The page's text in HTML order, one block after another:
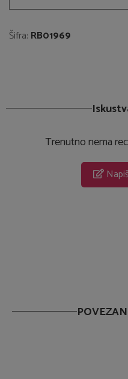
Šifra: RB01969
Trenutno nema